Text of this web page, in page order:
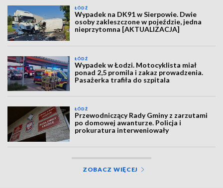
ŁÓDŹ
Wypadek na DK91 w Sierpowie. Dwie
osoby zakleszczone w pojeździe, jedna
nieprzytomna [AKTUALIZACJA]
ŁÓDŹ
Wypadek w Łodzi. Motocyklista miał
ponad 2,5 promila i zakaz prowadzenia.
Pasażerka trafiła do szpitala
ŁÓDŹ
Przewodniczący Rady Gminy z zarzutami
po domowej awanturze. Policja i
prokuratura interweniowały
ZOBACZ WIĘCEJ